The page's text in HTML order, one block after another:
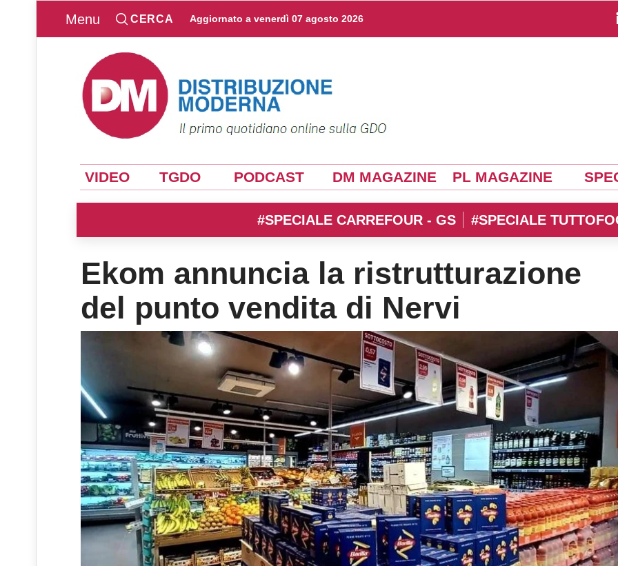
Menu CERCA Aggiornato a venerdì 07 agosto 2026
VIDEO TGDO PODCAST DM MAGAZINE PL MAGAZINE
#SPECIALE CARREFOUR - GS #SPECIALE
Ekom annuncia la ristrutturazione
del punto vendita di Nervi